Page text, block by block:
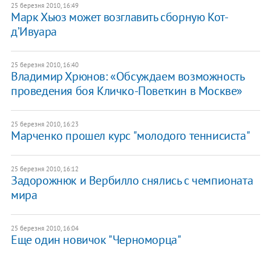
25 березня 2010, 16:49
Марк Хьюз может возглавить сборную Кот-
д’Ивуара
25 березня 2010, 16:40
Владимир Хрюнов: «Обсуждаем возможность
проведения боя Кличко-Поветкин в Москве»
25 березня 2010, 16:23
Марченко прошел курс "молодого теннисиста"
25 березня 2010, 16:12
Задорожнюк и Вербилло снялись с чемпионата
мира
25 березня 2010, 16:04
Еще один новичок "Черноморца"